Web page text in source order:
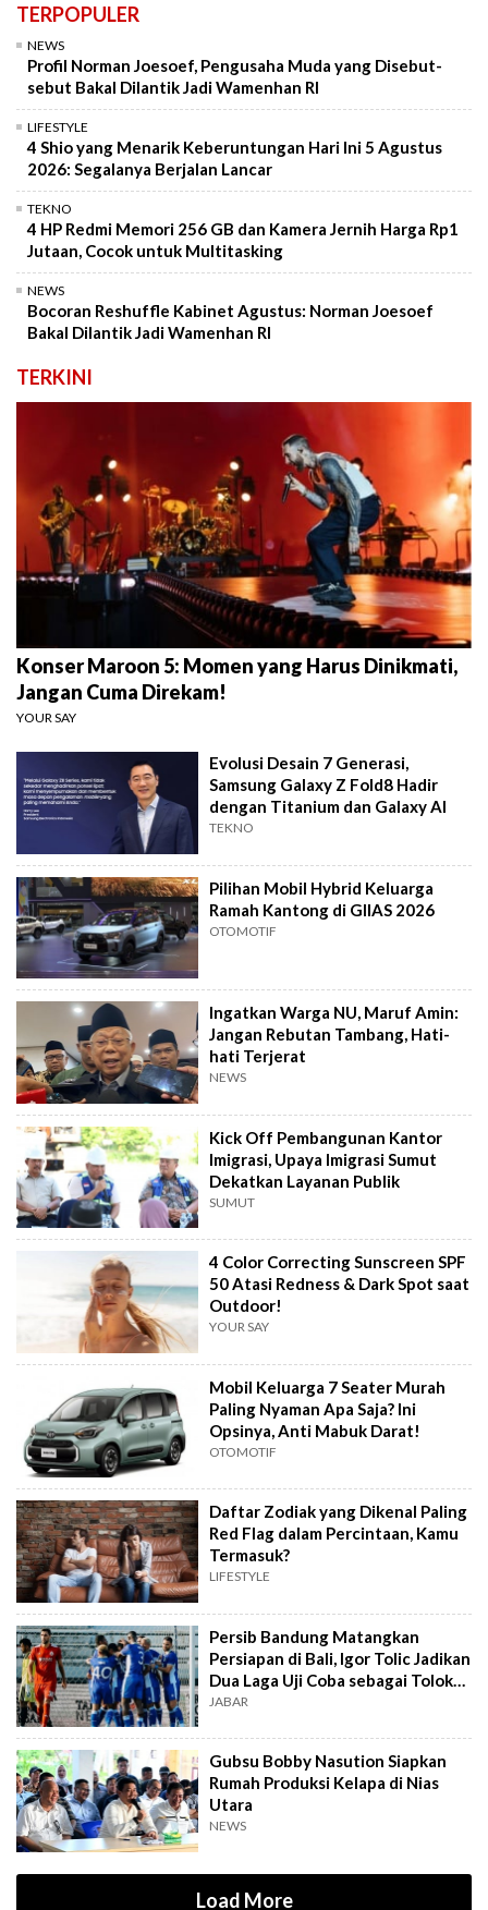
TERPOPULER
NEWS
Profil Norman Joesoef, Pengusaha Muda yang Disebut-
sebut Bakal Dilantik Jadi Wamenhan RI
LIFESTYLE
4 Shio yang Menarik Keberuntungan Hari Ini 5 Agustus
2026: Segalanya Berjalan Lancar
TEKNO
4 HP Redmi Memori 256 GB dan Kamera Jernih Harga Rp1
Jutaan, Cocok untuk Multitasking
NEWS
Bocoran Reshuffle Kabinet Agustus: Norman Joesoef
Bakal Dilantik Jadi Wamenhan RI
TERKINI
Konser Maroon 5: Momen yang Harus Dinikmati,
Jangan Cuma Direkam!
YOUR SAY
Evolusi Desain 7 Generasi,
Samsung Galaxy Z Fold8 Hadir
dengan Titanium dan Galaxy AI
TEKNO
Pilihan Mobil Hybrid Keluarga
Ramah Kantong di GIIAS 2026
OTOMOTIF
Ingatkan Warga NU, Maruf Amin:
Jangan Rebutan Tambang, Hati-
hati Terjerat
NEWS
Kick Off Pembangunan Kantor
Imigrasi, Upaya Imigrasi Sumut
Dekatkan Layanan Publik
SUMUT
4 Color Correcting Sunscreen SPF
50 Atasi Redness & Dark Spot saat
Outdoor!
YOUR SAY
Mobil Keluarga 7 Seater Murah
Paling Nyaman Apa Saja? Ini
Opsinya, Anti Mabuk Darat!
OTOMOTIF
Daftar Zodiak yang Dikenal Paling
Red Flag dalam Percintaan, Kamu
Termasuk?
LIFESTYLE
Persib Bandung Matangkan
Persiapan di Bali, Igor Tolic Jadikan
Dua Laga Uji Coba sebagai Tolok
Ukur
JABAR
Gubsu Bobby Nasution Siapkan
Rumah Produksi Kelapa di Nias
Utara
NEWS
Load More